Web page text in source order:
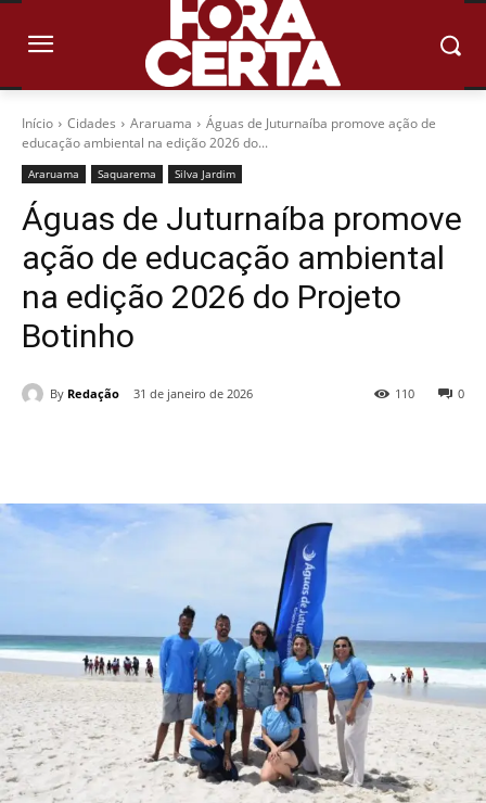
Início Cidades Araruama
Águas de Juturnaíba promove ação de
educação ambiental na edição 2026 do...
Araruama Saquarema Silva Jardim
Águas de Juturnaíba promove
ação de educação ambiental
na edição 2026 do Projeto
Botinho
By Redação 31 de janeiro de 2026 0
110